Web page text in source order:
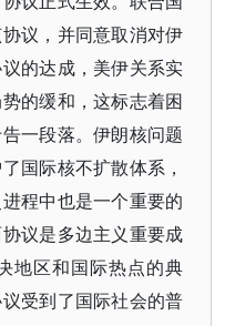
议，并同意取消对伊
的达成，美伊关系实
的缓和，这标志着困
一段落。伊朗核问题
国际核不扩散体系，
程中也是一个重要的
议是多边主义重要成
地区和国际热点的典
受到了国际社会的普